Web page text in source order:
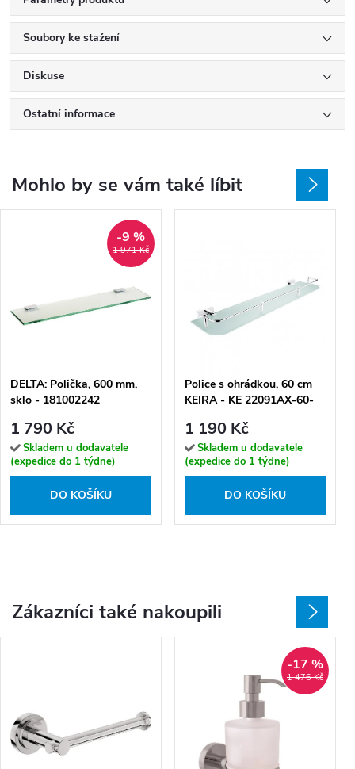
Soubory ke stažení
Diskuse
Ostatní informace
Mohlo by se vám také líbit
1 971 Kč
-9 %
DELTA: Polička, 600 mm,
sklo - 181002242
1 790 Kč
Skladem u dodavatele
(expedice do 1 týdne)
DO KOŠÍKU
Police s ohrádkou, 60 cm
KEIRA - KE 22091AX-60-
1 190 Kč
Skladem u dodavatele
(expedice do 1 týdne)
DO KOŠÍKU
Zákazníci také nakoupili
1 476 Kč
-17 %